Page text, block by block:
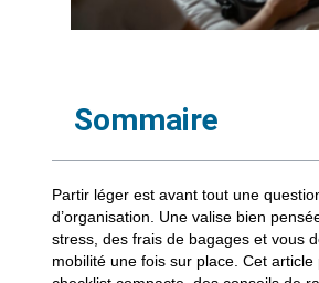
Sommaire
Partir léger est avant tout une
d’organisation. Une valise bien
stress, des frais de bagages et vous
mobilité une fois sur place. Cet article